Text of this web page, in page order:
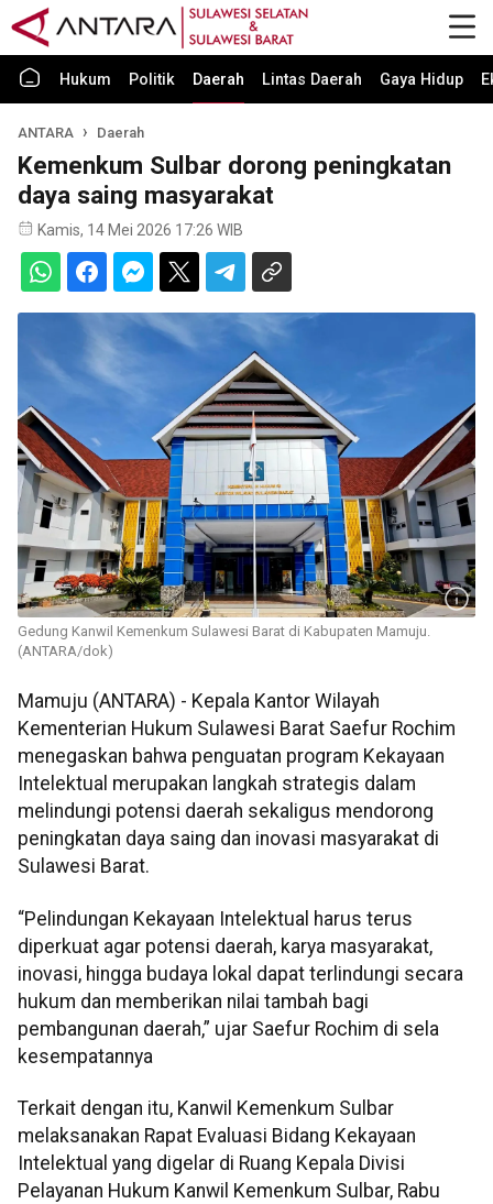
Hukum Politik Daerah Lintas Daerah Gaya Hidup
ANTARA Daerah
Kemenkum Sulbar dorong peningkatan
daya saing masyarakat
Kamis, 14 Mei 2026 17:26 WIB
Gedung Kanwil Kemenkum Sulawesi Barat di Kabupaten Mamuju.
(ANTARA/dok)
Mamuju (ANTARA) - Kepala Kantor Wilayah
Kementerian Hukum Sulawesi Barat Saefur Rochim
menegaskan bahwa penguatan program Kekayaan
Intelektual merupakan langkah strategis dalam
melindungi potensi daerah sekaligus mendorong
peningkatan daya saing dan inovasi masyarakat di
Sulawesi Barat.
“Pelindungan Kekayaan Intelektual harus terus
diperkuat agar potensi daerah, karya masyarakat,
inovasi, hingga budaya lokal dapat terlindungi secara
hukum dan memberikan nilai tambah bagi
pembangunan daerah,” ujar Saefur Rochim di sela
kesempatannya
Terkait dengan itu, Kanwil Kemenkum Sulbar
melaksanakan Rapat Evaluasi Bidang Kekayaan
Intelektual yang digelar di Ruang Kepala Divisi
Pelayanan Hukum Kanwil Kemenkum Sulbar, Rabu